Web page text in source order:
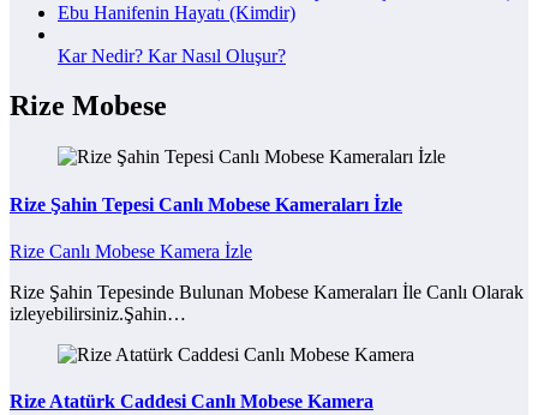
Ebu Hanifenin Hayatı (Kimdir)
Kar Nedir? Kar Nasıl Oluşur?
Rize Mobese
Rize Şahin Tepesi Canlı Mobese Kameraları İzle
Rize Canlı Mobese Kamera İzle
Rize Şahin Tepesinde Bulunan Mobese Kameraları İle Canlı Olarak
izleyebilirsiniz.Şahin…
Rize Atatürk Caddesi Canlı Mobese Kamera